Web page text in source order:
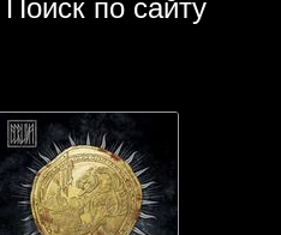
Поиск по сайту